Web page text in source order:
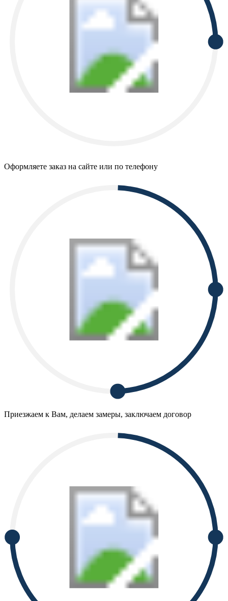
Оформляете заказ на сайте или по телефону
Приезжаем к Вам, делаем замеры, заключаем договор